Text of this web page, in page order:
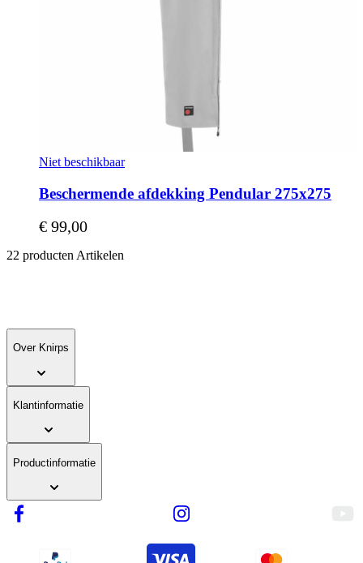
Niet beschikbaar
Beschermende afdekking Pendular 275x275
€ 99,00
22 productenArtikelen
Over Knirps
Klantinformatie
Productinformatie